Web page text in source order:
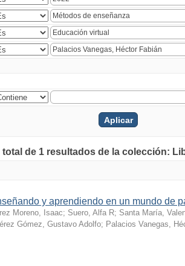
total de 1 resultados de la colección:
y aprendiendo en un mundo de
Moreno, Isaac; Suero, Alfa R; Santa María,
Gómez, Gustavo Adolfo; Palacios Vanegas,